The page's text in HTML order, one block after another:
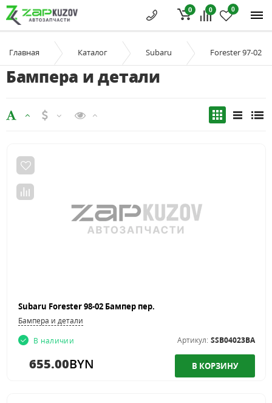
0 0
0
Главная Каталог Subaru Forester 97-02
Бампера и детали
Subaru Forester 98-02 Бампер пер.
Бампера и детали
В наличии
Артикул: SSB04023BA
655.00BYN